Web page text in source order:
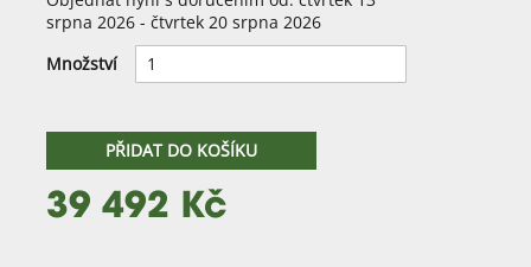
srpna 2026 - čtvrtek 20 srpna 2026
Množství
PŘIDAT DO KOŠÍKU
39 492 Kč